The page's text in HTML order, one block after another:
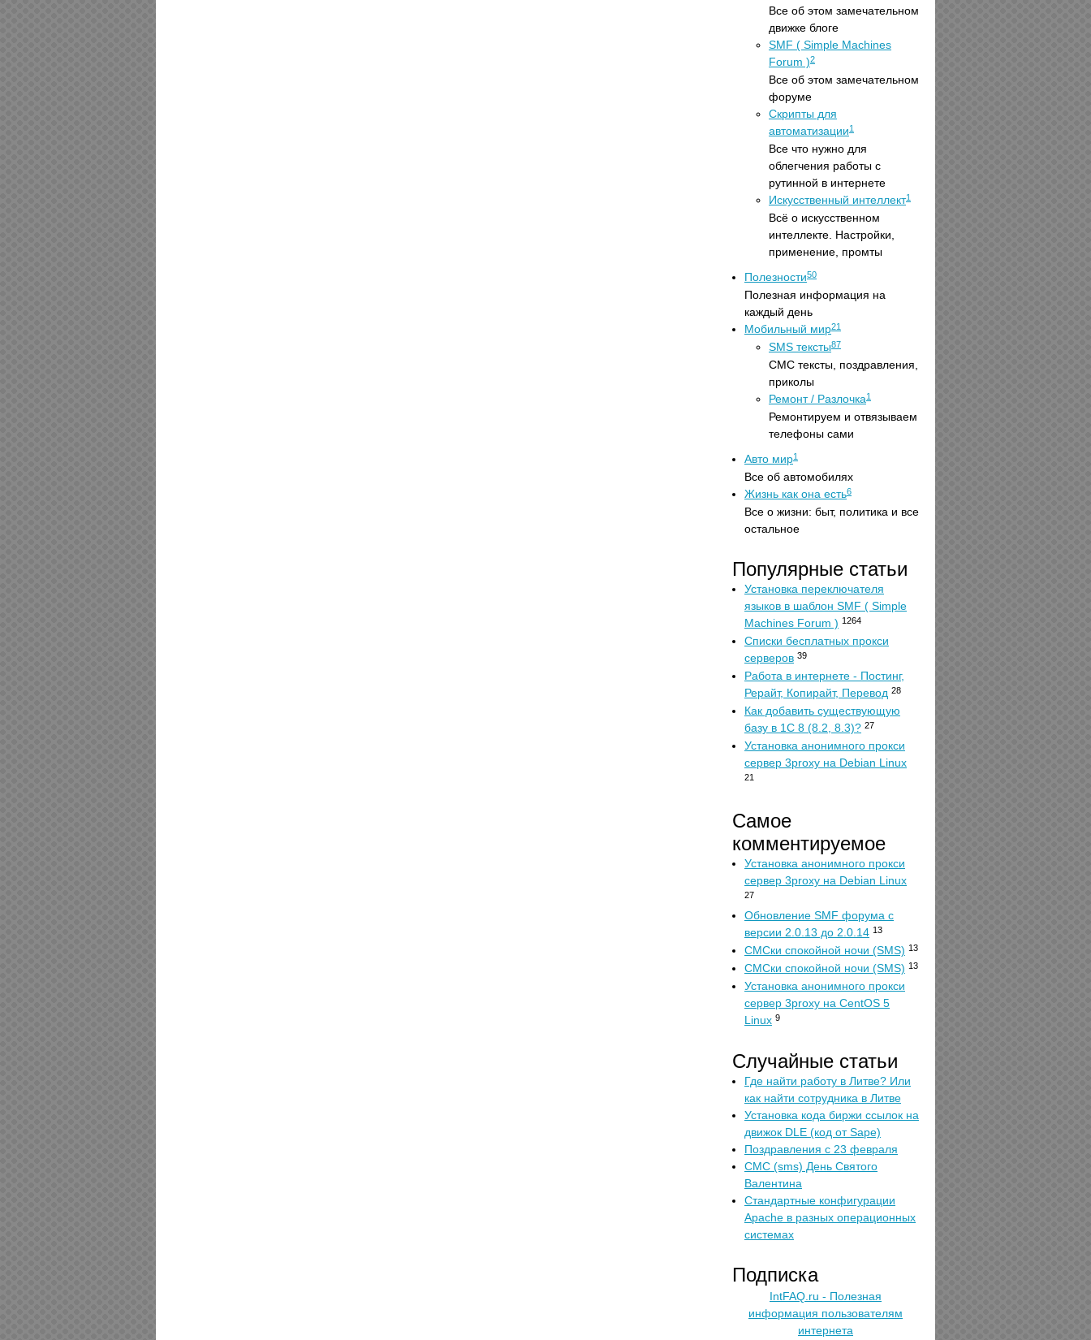
Все об этом замечательном
движке блоге
SMF ( Simple Machines
Forum )2
Все об этом замечательном
форуме
Скрипты для
автоматизации1
Все что нужно для
облегчения работы с
рутинной в интернете
Искусственный интеллект1
Всё о искусственном
интеллекте. Настройки,
применение, промты
Полезности50
Полезная информация на
каждый день
Мобильный мир21
SMS тексты87
СМС тексты, поздравления,
приколы
Ремонт / Разлочка1
Ремонтируем и отвязываем
телефоны сами
Авто мир1
Все об автомобилях
Жизнь как она есть6
Все о жизни: быт, политика и все
остальное
Популярные статьи
Установка переключателя
языков в шаблон SMF ( Simple
Machines Forum ) 1264
Списки бесплатных прокси
серверов 39
Работа в интернете - Постинг,
Рерайт, Копирайт, Перевод 28
Как добавить существующую
базу в 1С 8 (8.2, 8.3)? 27
Установка анонимного прокси
сервер 3proxy на Debian Linux
21
Самое
комментируемое
Установка анонимного прокси
сервер 3proxy на Debian Linux
27
Обновление SMF форума с
версии 2.0.13 до 2.0.14 13
СМСки спокойной ночи (SMS) 13
СМСки спокойной ночи (SMS) 13
Установка анонимного прокси
сервер 3proxy на CentOS 5
Linux 9
Случайные статьи
Где найти работу в Литве? Или
как найти сотрудника в Литве
Установка кода биржи ссылок на
движок DLE (код от Sape)
Поздравления с 23 февраля
СМС (sms) День Святого
Валентина
Стандартные конфигурации
Apache в разных операционных
системах
Подписка
IntFAQ.ru - Полезная
информация пользователям
интернета